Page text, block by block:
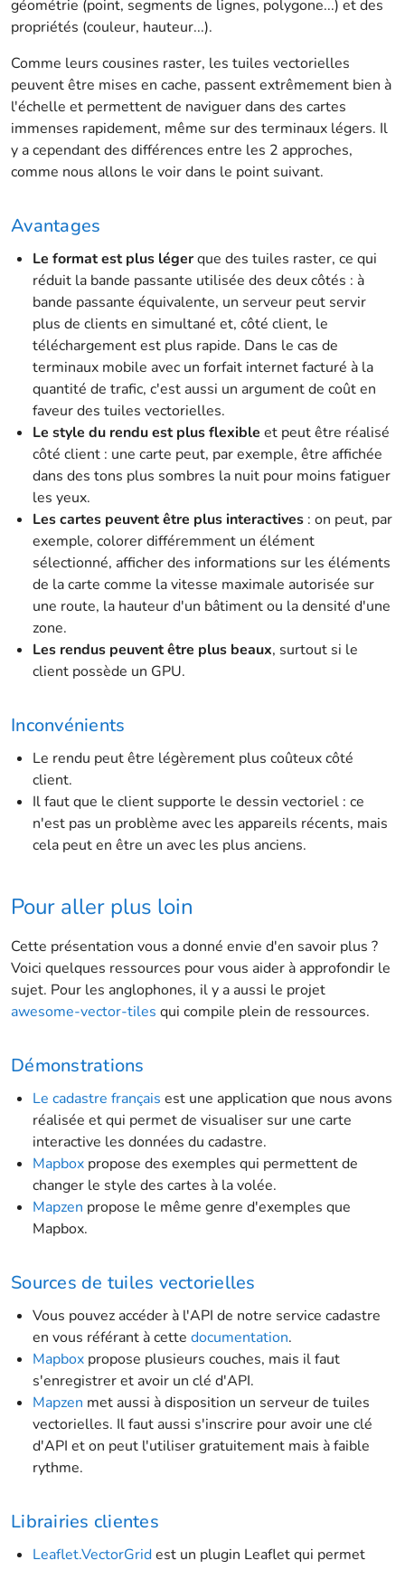
géométrie (point, segments de lignes, polygone...) et des
propriétés (couleur, hauteur...).
Comme leurs cousines raster, les tuiles vectorielles
peuvent être mises en cache, passent extrêmement bien à
l'échelle et permettent de naviguer dans des cartes
immenses rapidement, même sur des terminaux légers. Il
y a cependant des différences entre les 2 approches,
comme nous allons le voir dans le point suivant.
Avantages
Le format est plus légerque des tuiles raster, ce qui
réduit la bande passante utilisée des deux côtés : à
bande passante équivalente, un serveur peut servir
plus de clients en simultané et, côté client, le
téléchargement est plus rapide. Dans le cas de
terminaux mobile avec un forfait internet facturé à la
quantité de trafic, c'est aussi un argument de coût en
faveur des tuiles vectorielles.
Le style du rendu est plus flexible et peut être réalisé
côté client : une carte peut, par exemple, être affichée
dans des tons plus sombres la nuit pour moins fatiguer
les yeux.
Les cartes peuvent être plus interactives : on peut, par
exemple, colorer différemment un élément
sélectionné, afficher des informations sur les éléments
de la carte comme la vitesse maximale autorisée sur
une route, la hauteur d'un bâtiment ou la densité d'une
zone.
Les rendus peuvent être plus beaux, surtout si le
client possède un GPU.
Inconvénients
Le rendu peut être légèrement plus coûteux côté
client.
Il faut que le client supporte le dessin vectoriel : ce
n'est pas un problème avec les appareils récents, mais
cela peut en être un avec les plus anciens.
Pour aller plus loin
Cette présentation vous a donné envie d'en savoir plus ?
Voici quelques ressources pour vous aider à approfondir le
sujet. Pour les anglophones, il y a aussi le projet
awesome-vector-tiles qui compile plein de ressources.
Démonstrations
Le cadastre français est une application que nous avons
réalisée et qui permet de visualiser sur une carte
interactive les données du cadastre.
Mapbox propose des exemples qui permettent de
changer le style des cartes à la volée.
Mapzen propose le même genre d'exemples que
Mapbox.
Sources de tuiles vectorielles
Vous pouvez accéder à l'API de notre service cadastre
en vous référant à cette documentation.
Mapbox propose plusieurs couches, mais il faut
s'enregistrer et avoir un clé d'API.
Mapzen met aussi à disposition un serveur de tuiles
vectorielles. Il faut aussi s'inscrire pour avoir une clé
d'API et on peut l'utiliser gratuitement mais à faible
rythme.
Librairies clientes
Leaflet.VectorGridest un plugin Leaflet qui permet